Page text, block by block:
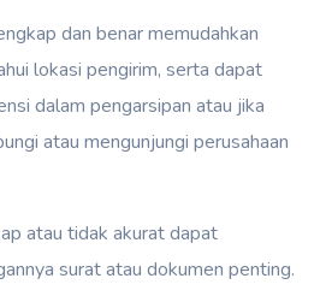
dan benar memudahkan
lokasi pengirim, serta dapat
dalam pengarsipan atau jika
atau mengunjungi perusahaan
atau tidak akurat dapat
surat atau dokumen penting.